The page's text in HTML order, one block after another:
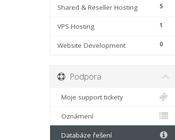
5
Shared & Reseller Hosting
1
VPS Hosting
0
Website Development
Podpora
Moje support tickety
Oznámení
Databáze řešení